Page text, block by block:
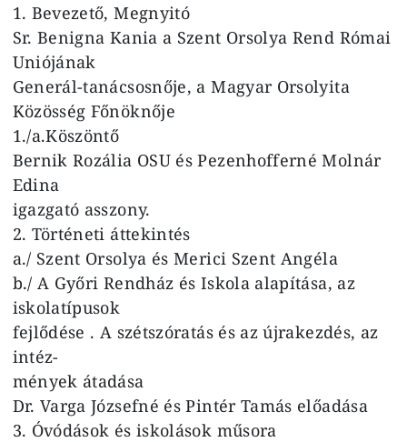
1. Bevezető, Megnyitó
Sr. Benigna Kania a Szent Orsolya Rend Római
Uniójának
Generál-tanácsosnője, a Magyar Orsolyita
Közösség Főnöknője
1./a.Köszöntő
Bernik Rozália OSU és Pezenhofferné Molnár
Edina
igazgató asszony.
2. Történeti áttekintés
a./ Szent Orsolya és Merici Szent Angéla
b./ A Győri Rendház és Iskola alapítása, az
iskolatípusok
fejlődése . A szétszóratás és az újrakezdés, az
intéz-
mények átadása
Dr. Varga Józsefné és Pintér Tamás előadása
3. Óvódások és iskolások műsora